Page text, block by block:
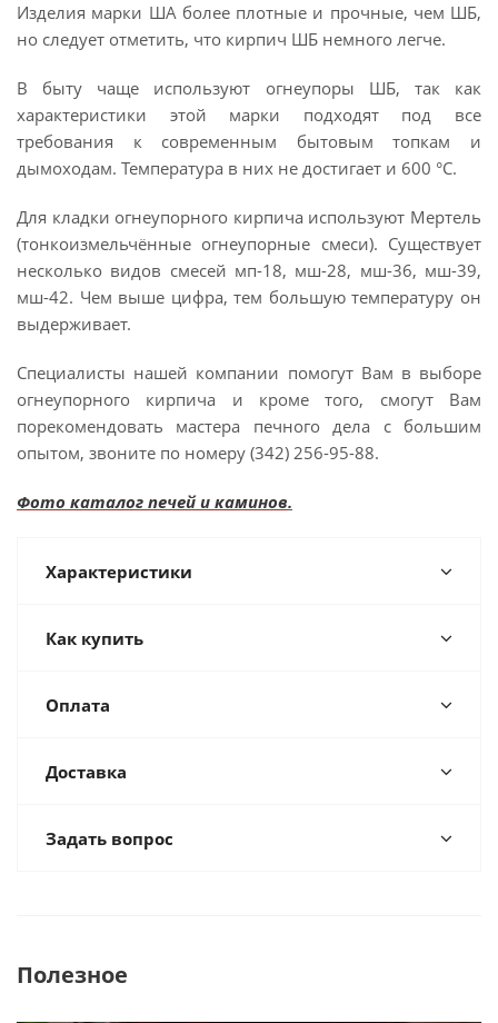
Изделия марки ША более плотные и прочные, чем ШБ,
но следует отметить, что кирпич ШБ немного легче.
В быту чаще используют огнеупоры ШБ, так как
характеристики этой марки подходят под все
требования к современным бытовым топкам и
дымоходам. Температура в них не достигает и 600 °С.
Для кладки огнеупорного кирпича используют Мертель
(тонкоизмельчённые огнеупорные смеси). Существует
несколько видов смесей мп-18, мш-28, мш-36, мш-39,
мш-42. Чем выше цифра, тем большую температуру он
выдерживает.
Специалисты нашей компании помогут Вам в выборе
огнеупорного кирпича и кроме того, смогут Вам
порекомендовать мастера печного дела с большим
опытом, звоните по номеру (342) 256-95-88.
Фото каталог печей и каминов.
Характеристики
Как купить
Оплата
Доставка
Задать вопрос
Полезное